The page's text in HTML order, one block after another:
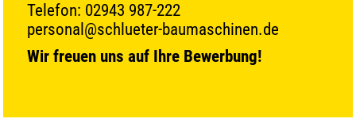
Telefon: 02943 987-222
personal@schlueter-baumaschinen.de
Wir freuen uns auf Ihre Bewerbung!